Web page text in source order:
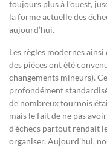
toujours plus à l’ouest,
la forme actuelle des
aujourd’hui.
Les règles modernes
des pièces ont été
changements mineurs).
profondément
de nombreux tournois
mais le fait de ne pas
d’échecs partout rendait
organiser. Aujourd’hui,